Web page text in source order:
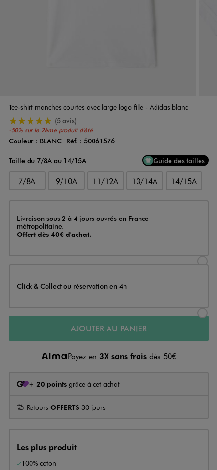
Tee-shirt manches courtes avec large logo fille - Adidas blanc
-50% sur le 2ème produit d'été
5/5 de moyenne(5 avis)
Couleur
Couleur : BLANC Réf. : 50061576
Taille du 7/8A au 14/15A
Guide des tailles
7/8A 9/10A 11/12A 13/14A 14/15A
Livraison
Livraison sous 2 à 4 jours ouvrés en France
métropolitaine.
Offert dès 40€ d'achat.
Click & Collect ou réservation en 4h
AJOUTER AU PANIER
Payez en 3X sans frais dès 50€
+ 20 points grâce à cet achat
Retours OFFERTS 30 jours
Les plus produit
100% coton